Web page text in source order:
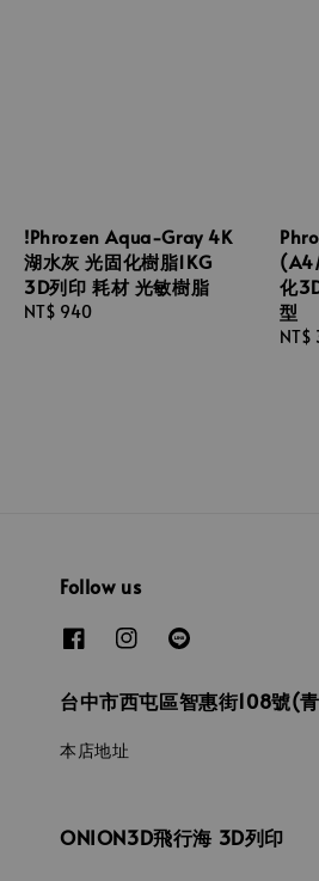
!Phrozen Aqua-Gray 4K
湖水灰 光固化樹脂1KG
3D列印 耗材 光敏樹脂
Regular
NT$ 940
化
型
NT$
Follow us
台中市西屯區智惠街108號(
本店地址
ONION3D飛行海 3D列印